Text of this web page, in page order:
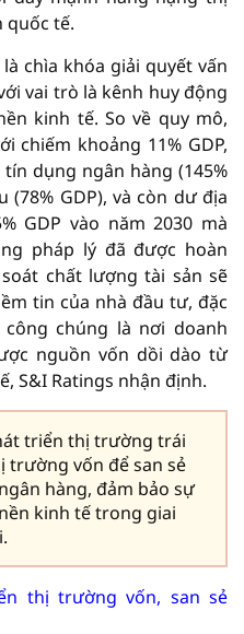
tế.
chìa khóa giải quyết vấn
vai trò là kênh huy động
kinh tế. So về quy mô,
chiếm khoảng 11% GDP,
dụng ngân hàng (145%
GDP), và còn dư địa
GDP vào năm 2030 mà
pháp lý đã được hoàn
chất lượng tài sản sẽ
tin của nhà đầu tư, đặc
chúng là nơi doanh
nguồn vốn dồi dào từ
S&I Ratings nhận định.
triển thị trường trái
trường vốn để san sẻ
hàng, đảm bảo sự
kinh tế trong giai
thị trường vốn, san sẻ